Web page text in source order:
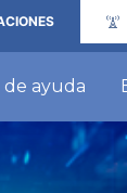
ayuda